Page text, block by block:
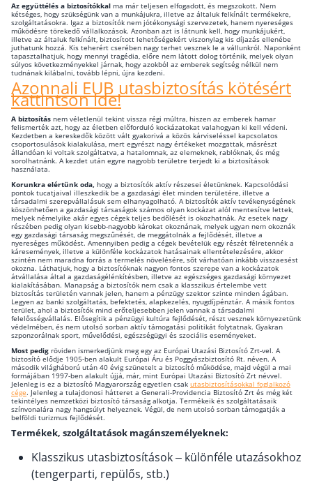
Kapcsolat
Bejelentkezés
Gépjárműs hírek
Az együttélés a biztosítókkal ma már teljesen elfogadott, és megszokott. Nem
kétséges, hogy szükségünk van a munkájukra, illetve az általuk felkínált termékekre,
szolgáltatásokra. Igaz a biztosítók nem jótékonysági szervezetek, hanem nyereséges
működésre törekedő vállalkozások. Azonban azt is látnunk kell, hogy munkájukért,
illetve az általuk felkínált, biztosított lehetőségekért viszonylag kis díjazás ellenébe
juthatunk hozzá. Kis teherért cserében nagy terhet vesznek le a vállunkról. Naponként
tapasztalhatjuk, hogy mennyi tragédia, előre nem látott dolog történik, melyek olyan
súlyos következményekkel járnak, hogy azokból az emberek segítség nélkül nem
tudnának kilábalni, tovább lépni, újra kezdeni.
Azonnali EUB utasbiztosítás kötésért
kattintson ide!
A biztosítás nem véletlenül tekint vissza régi múltra, hiszen az emberek hamar
felismerték azt, hogy az életben előforduló kockázatokat valahogyan ki kell védeni.
Kezdetben a kereskedők között vált gyakorivá a közös kárviseléssel kapcsolatos
csoportosulások kialakulása, mert egyrészt nagy értékeket mozgattak, másrészt
állandóan ki voltak szolgáltatva, a hatalomnak, az elemeknek, rablóknak, és még
sorolhatnánk. A kezdet után egyre nagyobb területre terjedt ki a biztosítások
használata.
Korunkra elértünk oda, hogy a biztosítók aktív részesei életünknek. Kapcsolódási
pontok tucatjaival illeszkedik be a gazdasági élet minden területére, illetve a
társadalmi szerepvállalásuk sem elhanyagolható. A biztosítók aktív tevékenységének
köszönhetően a gazdasági társaságok számos olyan kockázat alól mentesítve lettek,
melyek némelyike akár egyes cégek teljes bedőlését is okozhatnák. Az esetek nagy
részében pedig olyan kisebb-nagyobb károkat okoznának, melyek ugyan nem okoznák
egy gazdasági társaság megszűnését, de meggátolnák a fejlődését, illetve a
nyereséges működést. Amennyiben pedig a cégek bevételük egy részét félretennék a
káresemények, illetve a különféle kockázatok hatásainak ellentételezésére, akkor
szintén nem maradna forrás a termelés növelésére, sőt várhatóan inkább visszaesést
okozna. Láthatjuk, hogy a biztosítóknak nagyon fontos szerepe van a kockázatok
átvállalása által a gazdaságélénkítésben, illetve az egészséges gazdasági környezet
kialakításában. Manapság a biztosítók nem csak a klasszikus értelembe vett
biztosítás területén vannak jelen, hanem a pénzügy szektor szinte minden ágában.
Legyen az banki szolgáltatás, befektetés, alapkezelés, nyugdíjpénztár. A másik fontos
terület, ahol a biztosítók mind erőteljesebben jelen vannak a társadalmi
felelősségvállalás. Elősegítik a pénzügyi kultúra fejlődését, részt vesznek környezetünk
védelmében, és nem utolsó sorban aktív támogatási politikát folytatnak. Gyakran
szponzorálnak sport, művelődési, egészségügyi és szociális eseményeket.
Most pedig röviden ismerkedjünk meg egy az Európai Utazási Biztosító Zrt-vel. A
biztosító elődje 1905-ben alakult Európai Áru és Poggyászbiztosító Rt. néven. A
második világháború után 40 évig szünetelt a biztosító működése, majd végül a mai
formájában 1997-ben alakult újjá, már, mint Európai Utazási Biztosító Zrt névvel.
Jelenleg is ez a biztosító Magyarország egyetlen csak utasbiztosításokkal foglalkozó
cége. Jelenleg a tulajdonosi hátteret a Generali-Providencia Biztosító Zrt és még két
tekintélyes nemzetközi biztosító társaság alkotja. Termékeik és szolgáltatásaik
színvonalára nagy hangsúlyt helyeznek. Végül, de nem utolsó sorban támogatják a
belföldi turizmus fejlődését.
Termékek, szolgáltatások magánszemélyeknek:
Klasszikus utasbiztosítások – különféle utazásokhoz
(tengerparti, repülős, stb.)